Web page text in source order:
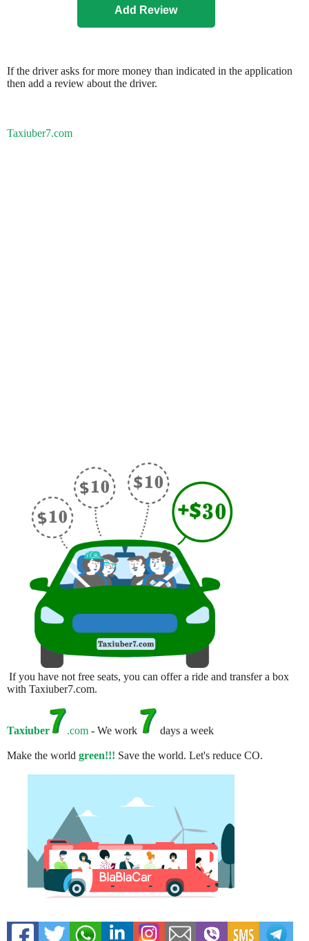
If the driver asks for more money than indicated in the application
then add a review about the driver.
Taxiuber7.com
If you have not free seats, you can offer a ride and transfer a box
with Taxiuber7.com.
Taxiuber .com - We work days a week
Make the world green!!! Save the world. Let's reduce CO.